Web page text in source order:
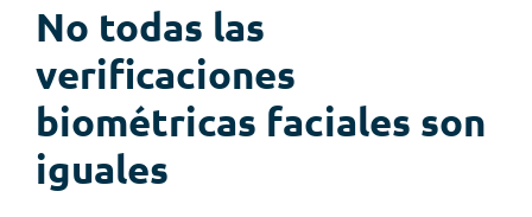
No todas las
verificaciones
biométricas faciales son
iguales